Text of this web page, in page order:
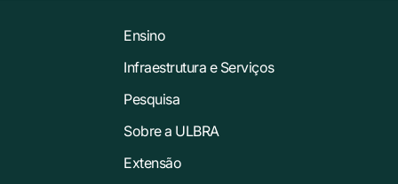
Ensino
Infraestrutura e Serviços
Pesquisa
Sobre a ULBRA
Extensão